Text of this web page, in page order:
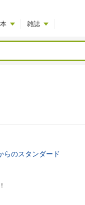
雑誌
らのスタンダード